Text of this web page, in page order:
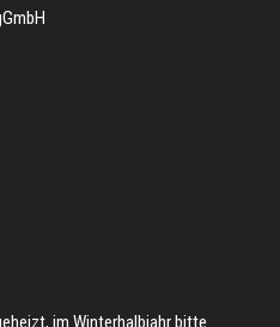
im Winterhalbjahr bitte